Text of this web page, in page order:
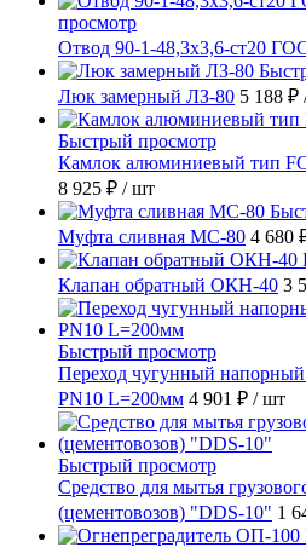
просмотр
Отвод 90-1-48,3х3,6-ст20
Люк замерный ЛЗ-80 5 188 ₽
Быстрый просмотр
Камлок алюминиевый тип
8 925 ₽ / шт
Муфта сливная МС-80 4 680
Клапан обратный ОКН-40 3
Быстрый просмотр
Переход чугунный
PN10 L=200мм 4 901 ₽ / шт
Быстрый просмотр
Средство для мытья
(цементовозов) "DDS-10" 1